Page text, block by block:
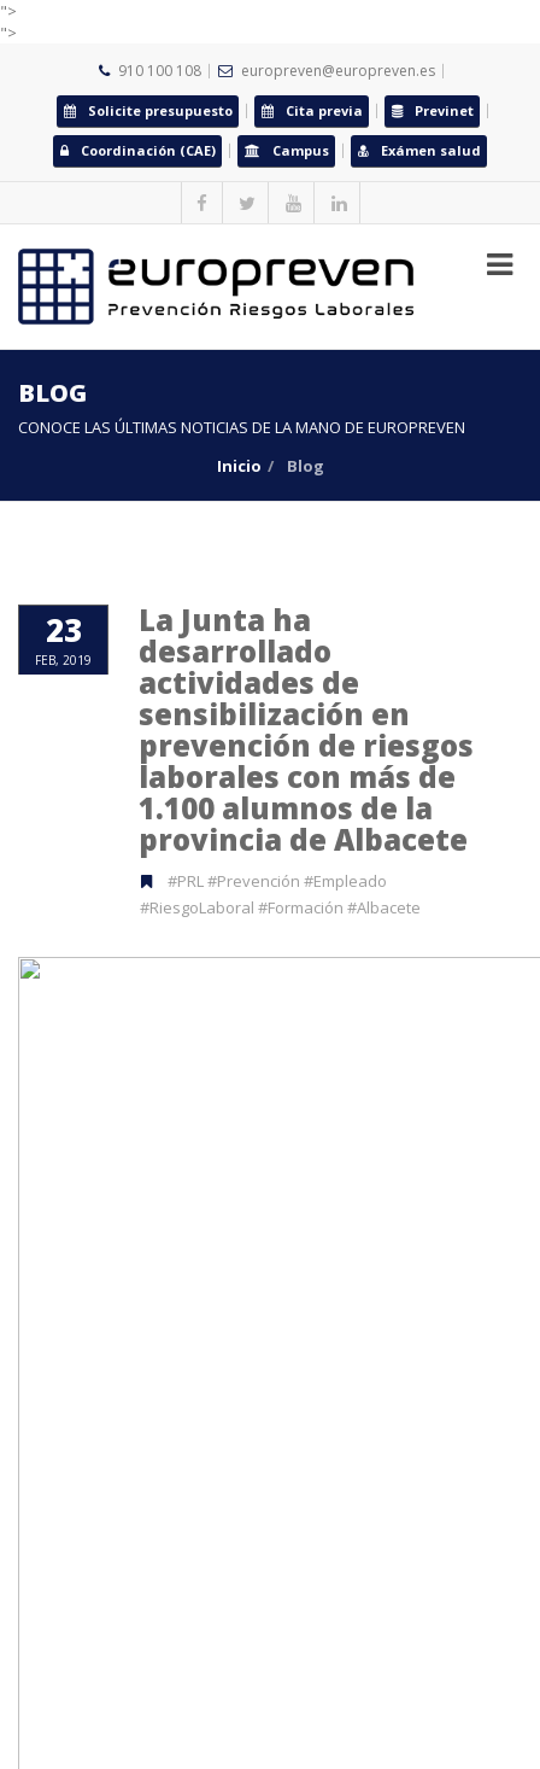
">
">
910 100 108 europreven@europreven.es
Solicite presupuesto Cita previa Previnet
Coordinación (CAE) Campus Exámen salud
BLOG
CONOCE LAS ÚLTIMAS NOTICIAS DE LA MANO DE EUROPREVEN
Inicio
Blog
23
FEB, 2019
La Junta ha
desarrollado
actividades de
sensibilización en
prevención de riesgos
laborales con más de
1.100 alumnos de la
provincia de Albacete
#PRL #Prevención #Empleado
#RiesgoLaboral #Formación #Albacete